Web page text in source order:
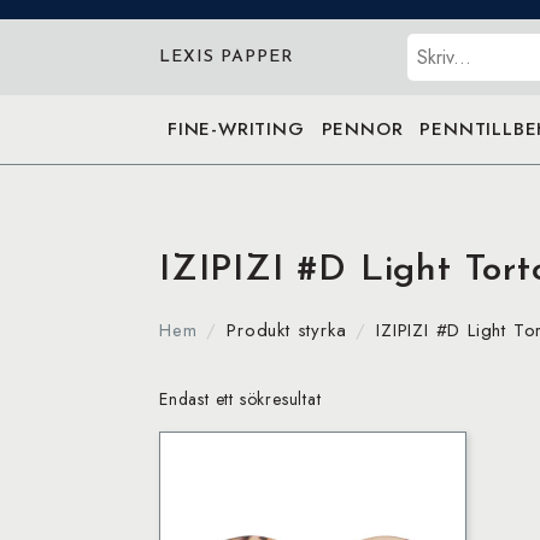
LEXIS PAPPER Sök
FINE-WRITING PENNOR
IZIPIZI #D Light
Hem Produkt styrka IZIPIZI #D Light
Endast ett sökresultat